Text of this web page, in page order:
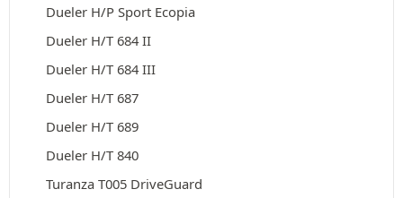
Dueler H/P Sport Ecopia
Dueler H/T 684 II
Dueler H/T 684 III
Dueler H/T 687
Dueler H/T 689
Dueler H/T 840
Turanza T005 DriveGuard